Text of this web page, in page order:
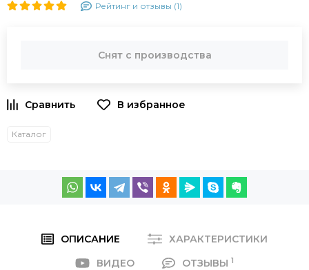
Рейтинг и отзывы (1)
Снят с производства
Каталог
ОПИСАНИЕ
ХАРАКТЕРИСТИКИ
ВИДЕО
ОТЗЫВЫ 1